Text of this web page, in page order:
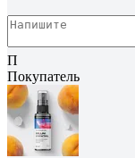
П
Покупатель